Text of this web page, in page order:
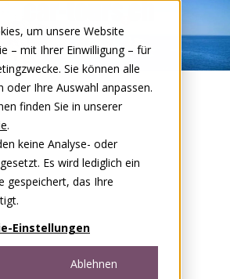
um unsere Website
– mit Ihrer Einwilligung – für
Sie können alle
oder Ihre Auswahl anpassen.
finden Sie in unserer
.
keine Analyse- oder
Es wird lediglich ein
gespeichert, das Ihre
Einstellungen
Ablehnen